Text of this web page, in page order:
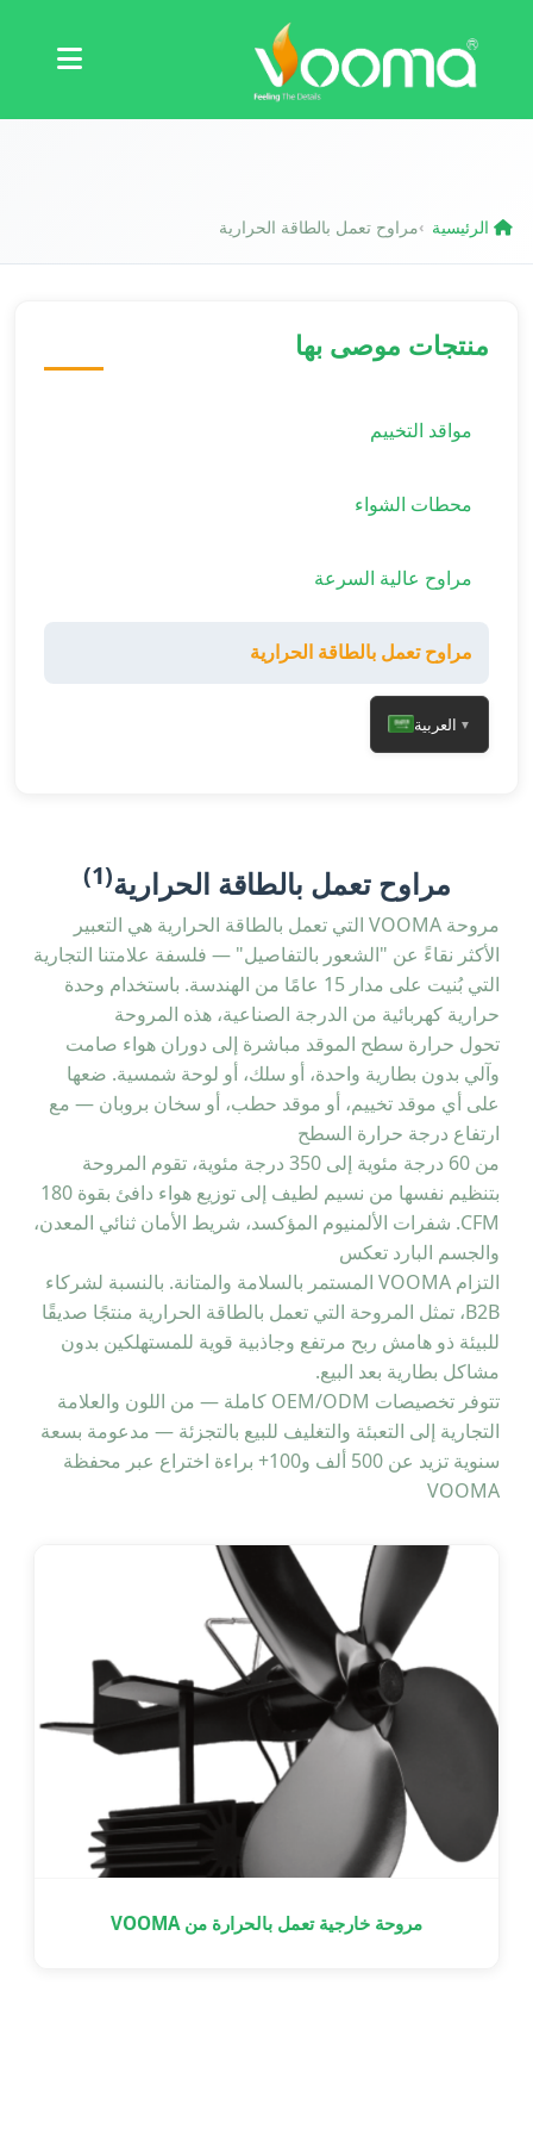
الشهادات
دراسة حالة
الرئيسية ›مراوح تعمل بالطاقة الحرارية
منتجات موصى بها
مواقد التخييم
محطات الشواء
مراوح عالية السرعة
مراوح تعمل بالطاقة الحرارية
العربية ▼
مراوح تعمل بالطاقة الحرارية(1)
مروحة VOOMA التي تعمل بالطاقة الحرارية هي التعبير
الأكثر نقاءً عن "الشعور بالتفاصيل" — فلسفة علامتنا التجارية
التي بُنيت على مدار 15 عامًا من الهندسة. باستخدام وحدة
حرارية كهربائية من الدرجة الصناعية، هذه المروحة
تحول حرارة سطح الموقد مباشرة إلى دوران هواء صامت
وآلي بدون بطارية واحدة، أو سلك، أو لوحة شمسية. ضعها
على أي موقد تخييم، أو موقد حطب، أو سخان بروبان — مع
ارتفاع درجة حرارة السطح
من 60 درجة مئوية إلى 350 درجة مئوية، تقوم المروحة
بتنظيم نفسها من نسيم لطيف إلى توزيع هواء دافئ بقوة 180
CFM. شفرات الألمنيوم المؤكسد، شريط الأمان ثنائي المعدن،
والجسم البارد تعكس
التزام VOOMA المستمر بالسلامة والمتانة. بالنسبة لشركاء
B2B، تمثل المروحة التي تعمل بالطاقة الحرارية منتجًا صديقًا
للبيئة ذو هامش ربح مرتفع وجاذبية قوية للمستهلكين بدون
مشاكل بطارية بعد البيع.
تتوفر تخصيصات OEM/ODM كاملة — من اللون والعلامة
التجارية إلى التعبئة والتغليف للبيع بالتجزئة — مدعومة بسعة
سنوية تزيد عن 500 ألف و100+ براءة اختراع عبر محفظة
VOOMA
مروحة خارجية تعمل بالحرارة من VOOMA